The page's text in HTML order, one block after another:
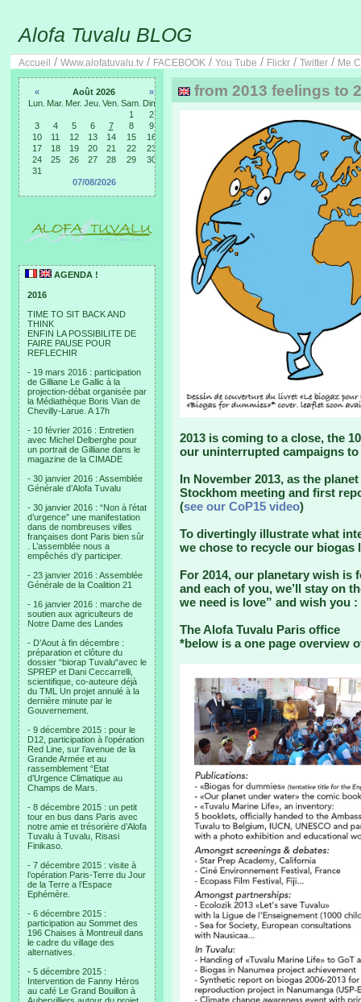
Alofa Tuvalu BLOG
Accueil / Www.alofatuvalu.tv / FACEBOOK / You Tube / Flickr / Twitter / Me
« Août 2026
»
Lun. Mar. Mer. Jeu. Ven. Sam. Dim.
1
2
3
4 5 6 7 8
9
10
11 12 13 14 15
16
17
18 19 20 21 22
23
24
25 26 27 28 29
30
31
07/08/2026
AGENDA !
2016
TIME TO SIT BACK AND
THINK
ENFIN LA POSSIBILITE DE
FAIRE PAUSE POUR
REFLECHIR
- 19 mars 2016 : participation
de Gilliane Le Gallic à la
projection-débat organisée par
la Médiathèque Boris Vian de
Chevilly-Larue. A 17h
- 10 février 2016 : Entretien
avec Michel Delberghe pour
un portrait de Gilliane dans le
magazine de la CIMADE
- 30 janvier 2016 : Assemblée
Générale d’Alofa Tuvalu
- 30 janvier 2016 : “Non à l’état
d’urgence” une manifestation
dans de nombreuses villes
françaises dont Paris bien sûr
. L’assemblée nous a
empêchés d’y participer.
- 23 janvier 2016 : Assemblée
Générale de la Coalition 21
- 16 janvier 2016 : marche de
soutien aux agriculteurs de
Notre Dame des Landes
- D’Aout à fin décembre :
préparation et clôture du
dossier “biorap Tuvalu“avec le
SPREP et Dani Ceccarrelli,
scientifique, co-auteure déjà
du TML Un projet annulé à la
dernière minute par le
Gouvernement.
- 9 décembre 2015 : pour le
D12, participation à l’opération
Red Line, sur l’avenue de la
Grande Armée et au
rassemblement “Etat
d’Urgence Climatique au
Champs de Mars.
- 8 décembre 2015 : un petit
tour en bus dans Paris avec
notre amie et trésorière d’Alofa
Tuvalu à Tuvalu, Risasi
Finikaso.
- 7 décembre 2015 : visite à
l’opération Paris-Terre du Jour
de la Terre a l’Espace
Ephémère.
- 6 décembre 2015 :
participation au Sommet des
196 Chaises à Montreuil dans
le cadre du village des
alternatives.
- 5 décembre 2015 :
Intervention de Fanny Héros
au café Le Grand Bouillon à
from 2013 feelings to
2013 is coming to a close, the
our uninterrupted campaigns
In November 2013, as the
Stockhom meeting and first
(see our CoP15 video)
To divertingly illustrate what
we chose to recycle our
For 2014, our planetary wish
and each of you, we’ll stay on
we need is love” and wish you
The Alofa Tuvalu Paris office
*below is a one page overview